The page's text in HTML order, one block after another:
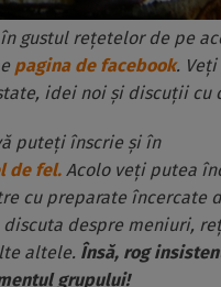
gustul rețetelor de pe
pagina de facebook. Veți
idei noi și discuții cu
puteți înscrie și în
de fel. Acolo veți putea
cu preparate încercate
discuta despre meniuri,
altele. Însă, rog
grupului!